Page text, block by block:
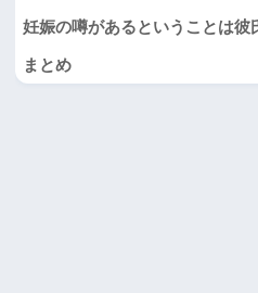
妊娠の噂があるということは彼
まとめ